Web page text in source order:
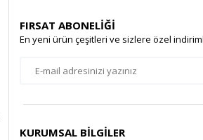
FIRSAT ABONELİĞİ
En yeni ürün çeşitleri ve sizlere özel
KURUMSAL BİLGİLER